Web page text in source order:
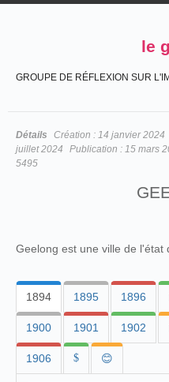
le
GROUPE DE RÉFLEXION SUR
Détails Création : 14 janvier 2024
juillet 2024
Publication : 15 mars
5495
Geelong est une ville de l'état
1894 1895 1896
1900 1901 1902
1906 $ 😊